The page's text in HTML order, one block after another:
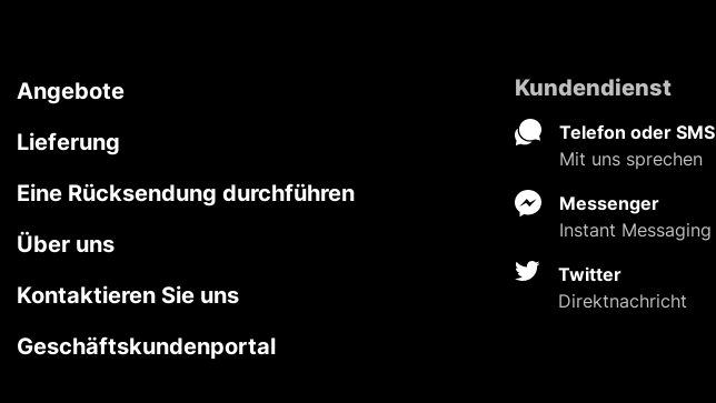
Angebote
Lieferung
Eine Rücksendung durchführen
Über uns
Kontaktieren Sie uns
Geschäftskundenportal
Kundendienst
Telefon oder SMS
Mit uns sprechen
Messenger
Instant Messaging
Twitter
Direktnachricht